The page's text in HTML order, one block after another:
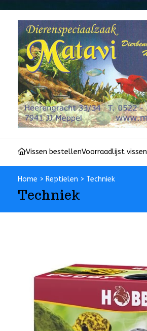
Vissen bestellenVoorraadlijst vissen
Home > Reptielen > Techniek
Techniek